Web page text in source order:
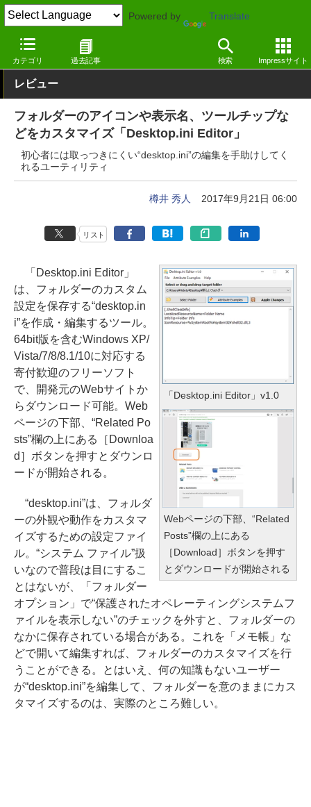
Powered by Translate
カテゴリ 過去記事 検索 Impressサイト
窓の杜 システム・ファイル Windows
レビュー
フォルダーのアイコンや表示名、ツールチップな
どをカスタマイズ「Desktop.ini Editor」
初心者には取っつきにくい“desktop.ini”の編集を手助けしてく
れるユーティリティ
樽井 秀人 2017年9月21日 06:00
リスト
「Desktop.ini Editor」v1.0
Webページの下部、“Related
Posts”欄の上にある
［Download］ボタンを押す
とダウンロードが開始される
「Desktop.ini Editor」
は、フォルダーのカスタム
設定を保存する“desktop.in
i”を作成・編集するツール。
64bit版を含むWindows XP/
Vista/7/8/8.1/10に対応する
寄付歓迎のフリーソフト
で、開発元のWebサイトか
らダウンロード可能。Web
ページの下部、“Related Po
sts”欄の上にある［Downloa
d］ボタンを押すとダウンロ
ードが開始される。
“desktop.ini”は、フォルダ
ーの外観や動作をカスタマ
イズするための設定ファイ
ル。“システム ファイル”扱
いなので普段は目にするこ
とはないが、「フォルダー
オプション」で“保護されたオペレーティングシステムフ
ァイルを表示しない”のチェックを外すと、フォルダーの
なかに保存されている場合がある。これを「メモ帳」な
どで開いて編集すれば、フォルダーのカスタマイズを行
うことができる。とはいえ、何の知識もないユーザー
が“desktop.ini”を編集して、フォルダーを意のままにカス
タマイズするのは、実際のところ難しい。